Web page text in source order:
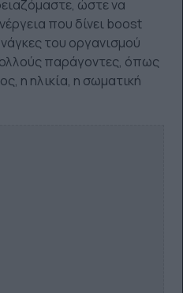
ώστε να
που δίνει boost
του οργανισμού
παράγοντες, όπως
η ηλικία, η σωματική